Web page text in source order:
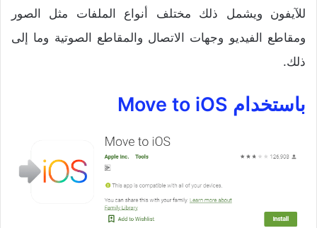
للآيفون ويشمل ذلك مختلف أنواع الملفات مثل الصور
ومقاطع الفيديو وجهات الاتصال والمقاطع الصوتية وما إلى
ذلك.
باستخدام Move to iOS